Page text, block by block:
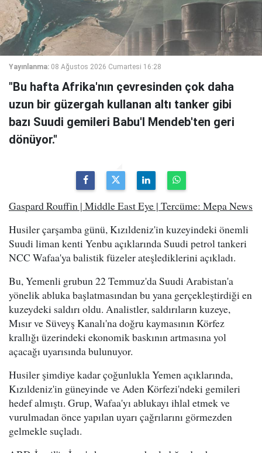
Yayınlanma: 08 Ağustos 2026 Cumartesi 16:28
"Bu hafta Afrika'nın çevresinden çok daha
uzun bir güzergah kullanan altı tanker gibi
bazı Suudi gemileri Babu'l Mendeb'ten geri
dönüyor."
Gaspard Rouffin | Middle East Eye | Tercüme: Mepa News
Husiler çarşamba günü, Kızıldeniz'in kuzeyindeki önemli
Suudi liman kenti Yenbu açıklarında Suudi petrol tankeri
NCC Wafaa'ya balistik füzeler ateşlediklerini açıkladı.
Bu, Yemenli grubun 22 Temmuz'da Suudi Arabistan'a
yönelik abluka başlatmasından bu yana gerçekleştirdiği en
kuzeydeki saldırı oldu. Analistler, saldırıların kuzeye,
Mısır ve Süveyş Kanalı'na doğru kaymasının Körfez
krallığı üzerindeki ekonomik baskının artmasına yol
açacağı uyarısında bulunuyor.
Husiler şimdiye kadar çoğunlukla Yemen açıklarında,
Kızıldeniz'in güneyinde ve Aden Körfezi'ndeki gemileri
hedef almıştı. Grup, Wafaa'yı ablukayı ihlal etmek ve
vurulmadan önce yapılan uyarı çağrılarını görmezden
gelmekle suçladı.